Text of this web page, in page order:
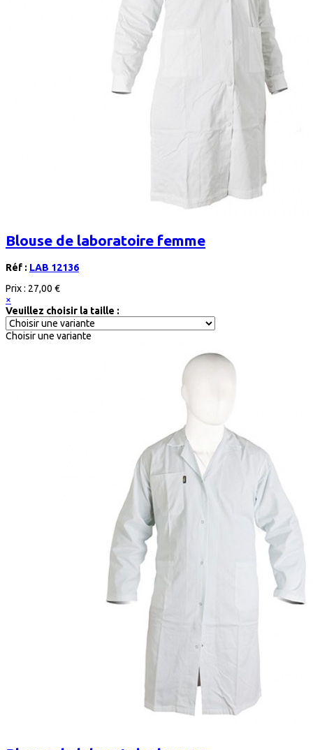
Blouse de laboratoire femme
Réf : LAB 12136
Prix : 27,00 €
×
Veuillez choisir la taille :
Choisir une variante